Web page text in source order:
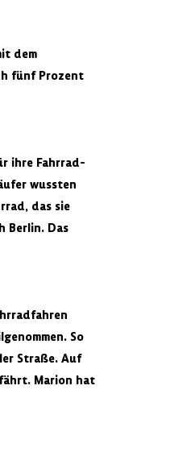
dem
fünf Prozent
ihre Fahrrad-
wussten
das sie
Berlin. Das
So
Straße. Auf
Marion hat